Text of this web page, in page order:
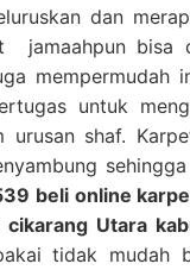
dan
jamaahpun bisa
mempermudah
untuk
urusan shaf.
beli online
Utara
tidak mudah